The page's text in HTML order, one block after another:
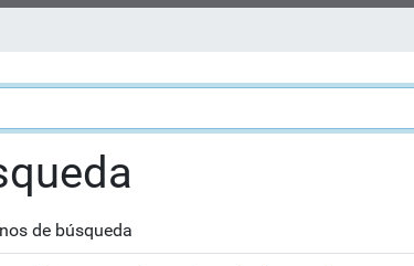
de búsqueda